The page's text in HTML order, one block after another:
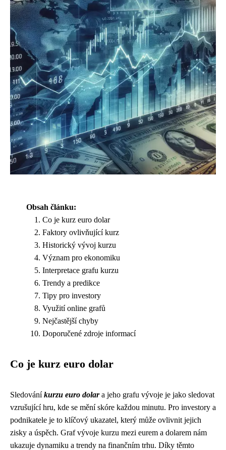
Obsah článku:
Co je kurz euro dolar
Faktory ovlivňující kurz
Historický vývoj kurzu
Význam pro ekonomiku
Interpretace grafu kurzu
Trendy a predikce
Tipy pro investory
Využití online grafů
Nejčastější chyby
Doporučené zdroje informací
Co je kurz euro dolar
Sledováníkurzu euro dolara jeho grafu vývoje je jako sledovat
vzrušující hru, kde se mění skóre každou minutu. Pro investory a
podnikatele je to klíčový ukazatel, který může ovlivnit jejich
zisky a úspěch. Graf vývoje kurzu mezi eurem a dolarem nám
ukazuje dynamiku a trendy na finančním trhu. Díky těmto